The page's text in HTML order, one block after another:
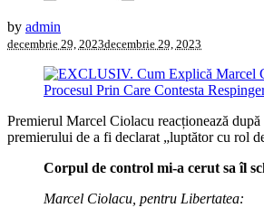
by admin
decembrie 29, 2023decembrie 29, 2023
Premierul Marcel Ciolacu reacționează după
premierului de a fi declarat „luptător cu rol
Corpul de control mi-a cerut sa îl
Marcel Ciolacu, pentru Libertatea: